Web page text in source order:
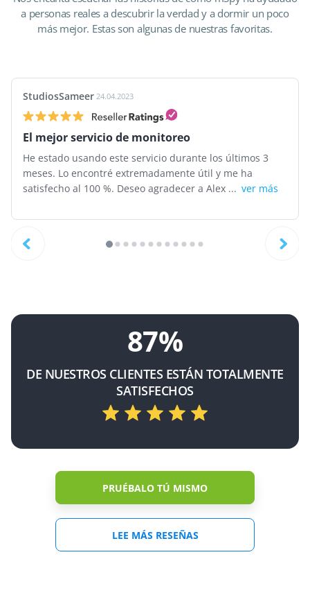
a personas reales a descubrir la verdad y a dormir un poco
más mejor. Estas son algunas de nuestras favoritas.
StudiosSameer 24.04.2023
El mejor servicio de monitoreo
He estado usando este servicio durante los últimos 3
meses. Lo encontré extremadamente útil y me ha
satisfecho al 100 %. Deseo agradecer a Alex ... ver más
87%
DE NUESTROS CLIENTES ESTÁN TOTALMENTE
SATISFECHOS
PRUÉBALO TÚ MISMO
LEE MÁS RESEÑAS